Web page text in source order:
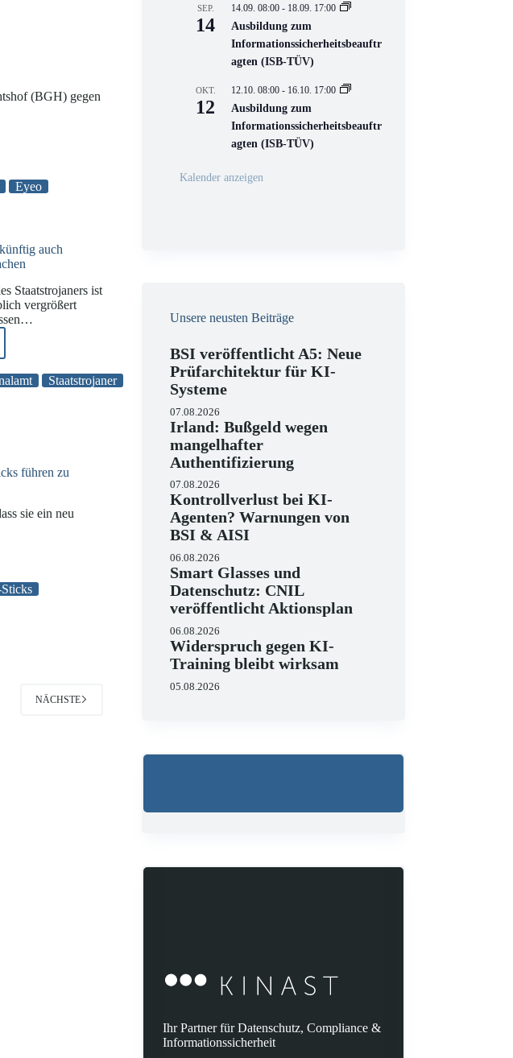
(BGH) gegen
Eyeo
auch
Staatstrojaners ist
vergrößert
Staatstrojaner
führen zu
sie ein neu
NÄCHSTE
l
V
e
r
n
s
t
a
t
n
SEP.
14
14.09. 08:00 - 18.09. 17:00
Ausbildung zum
Informationssicherheitsbeauftr
agten (ISB-TÜV)
OKT.
12
12.10. 08:00 - 16.10. 17:00
Ausbildung zum
Informationssicherheitsbeauftr
agten (ISB-TÜV)
Kalender anzeigen
Unsere neusten Beiträge
BSI veröffentlicht A5: Neue
Prüfarchitektur für KI-
Systeme
07.08.2026
Irland: Bußgeld wegen
mangelhafter
Authentifizierung
07.08.2026
Kontrollverlust bei KI-
Agenten? Warnungen von
BSI & AISI
06.08.2026
Smart Glasses und
Datenschutz: CNIL
veröffentlicht Aktionsplan
06.08.2026
Widerspruch gegen KI-
Training bleibt wirksam
05.08.2026
Ihr Partner für Datenschutz, Compliance &
Informationssicherheit